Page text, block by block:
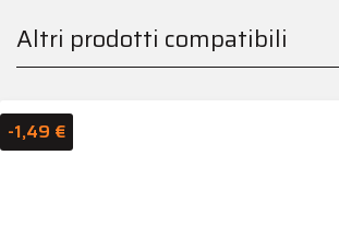
Altri prodotti compatibili
-1,49 €